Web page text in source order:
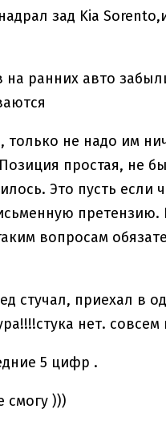
зад Kia
на ранних авто
только не надо им
простая, не
Это пусть
вопросам
стучал, приехал в
нет. совсем
5 цифр .
смогу )))